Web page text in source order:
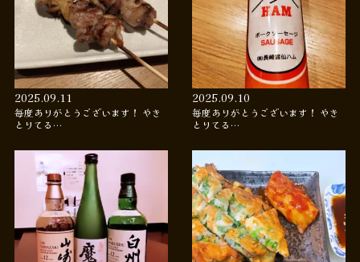
2025.09.11
毎度ありがとうございます！ やき
とりてる…
2025.09.10
毎度ありがとうございます！ やき
とりてる…